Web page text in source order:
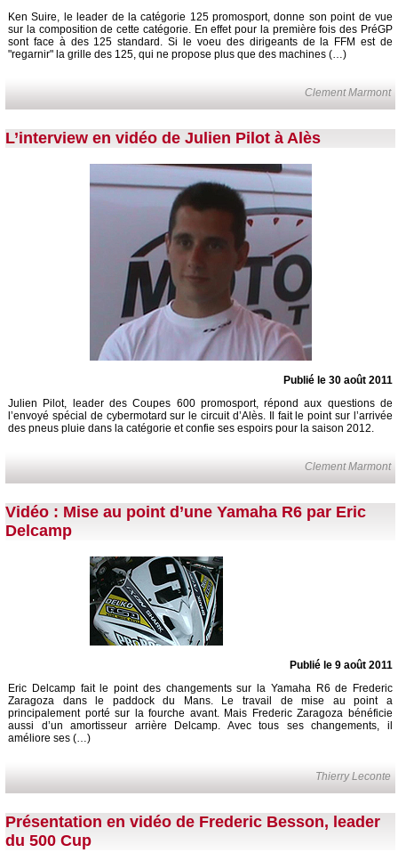
Ken Suire, le leader de la catégorie 125 promosport, donne son point de vue
sur la composition de cette catégorie. En effet pour la première fois des PréGP
sont face à des 125 standard. Si le voeu des dirigeants de la FFM est de
"regarnir" la grille des 125, qui ne propose plus que des machines (…)
Clement Marmont
L’interview en vidéo de Julien Pilot à Alès
Publié le 30 août 2011
Julien Pilot, leader des Coupes 600 promosport, répond aux questions de
l’envoyé spécial de cybermotard sur le circuit d’Alès. Il fait le point sur l’arrivée
des pneus pluie dans la catégorie et confie ses espoirs pour la saison 2012.
Clement Marmont
Vidéo : Mise au point d’une Yamaha R6 par Eric
Delcamp
Publié le 9 août 2011
Eric Delcamp fait le point des changements sur la Yamaha R6 de Frederic
Zaragoza dans le paddock du Mans. Le travail de mise au point a
principalement porté sur la fourche avant. Mais Frederic Zaragoza bénéficie
aussi d’un amortisseur arrière Delcamp. Avec tous ses changements, il
améliore ses (…)
Thierry Leconte
Présentation en vidéo de Frederic Besson, leader
du 500 Cup